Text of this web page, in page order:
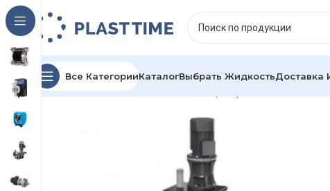
Все КатегорииКаталогВыбрать ЖидкостьДоставка
Главная Каталог